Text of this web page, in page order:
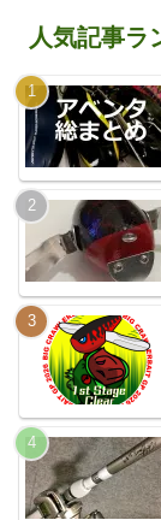
人気記事ラ